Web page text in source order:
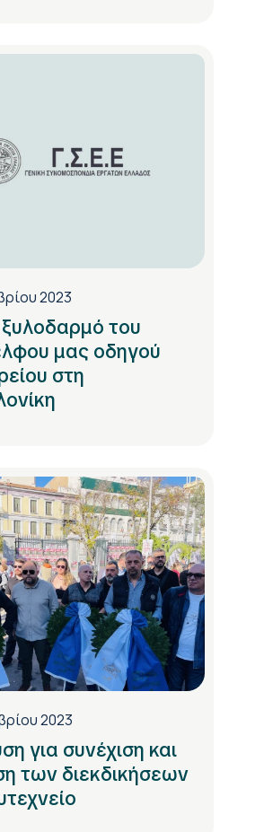
2023
ξυλοδαρμό του
μας οδηγού
στη
2023
για συνέχιση και
των διεκδικήσεων